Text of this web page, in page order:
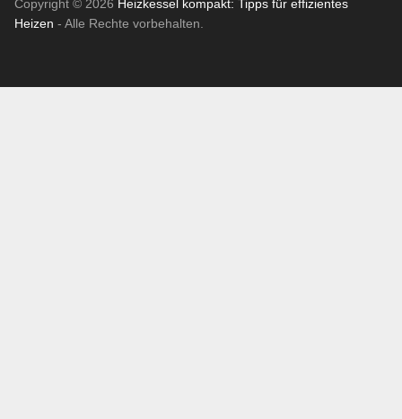
Copyright © 2026 Heizkessel kompakt: Tipps für effizientes
Heizen - Alle Rechte vorbehalten.